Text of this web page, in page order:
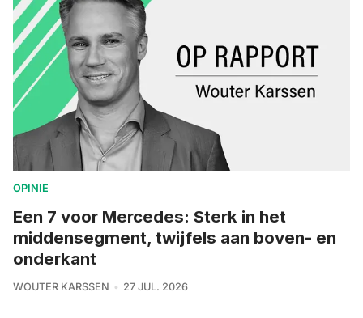
OPINIE
Een 7 voor Mercedes: Sterk in het
middensegment, twijfels aan boven- en
onderkant
WOUTER KARSSEN 27 JUL. 2026